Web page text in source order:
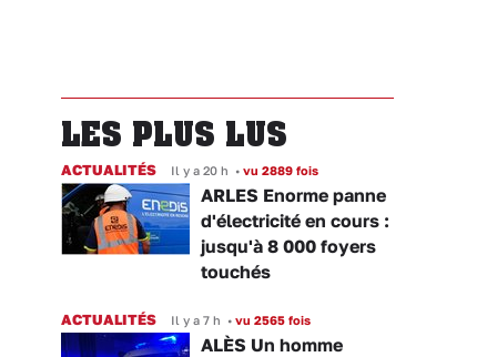
LES PLUS LUS
ACTUALITÉS Il y a 20 h • vu 2889 fois
ARLES Enorme panne
d'électricité en cours :
jusqu'à 8 000 foyers
touchés
ACTUALITÉS Il y a 7 h • vu 2565 fois
ALÈS Un homme